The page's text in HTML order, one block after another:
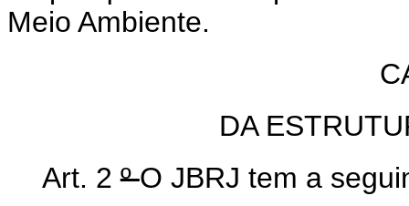
Meio Ambiente.
DA
Art. 2ºO JBRJ tem a